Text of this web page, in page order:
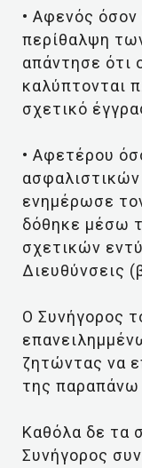
• Αφενός όσον
περίθαλψη
απάντησε ότι
καλύπτονται
σχετικό
• Αφετέρου
ενημέρωσε
δόθηκε μέσω
σχετικών
Διευθύνσεις
Ο Συνήγορος
ζητώντας να
της παραπάνω
Καθόλα δε τα
Συνήγορος